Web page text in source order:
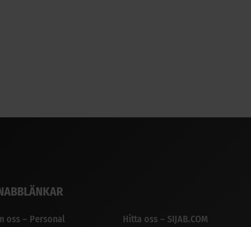
oss – Personal Hitta oss – SIJAB.COM